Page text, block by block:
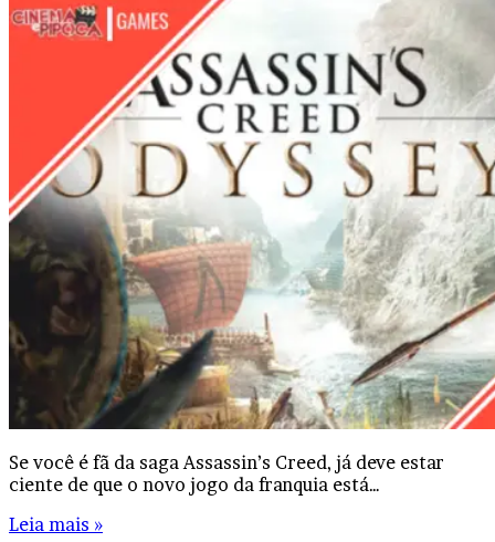
Se você é fã da saga Assassin’s Creed, já deve estar
ciente de que o novo jogo da franquia está…
Leia mais »